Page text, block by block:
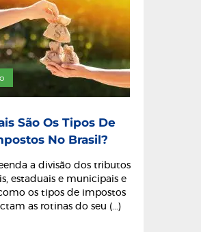
São Os Tipos De
No Brasil?
a divisão dos tributos
estaduais e municipais e
os tipos de impostos
as rotinas do seu (...)